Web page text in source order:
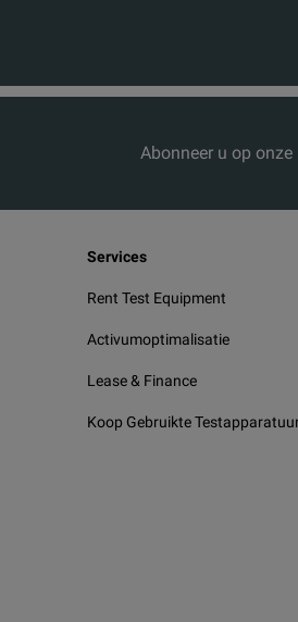
Abonneer u op
Services
Rent Test Equipment
Activumoptimalisatie
Lease & Finance
Koop Gebruikte